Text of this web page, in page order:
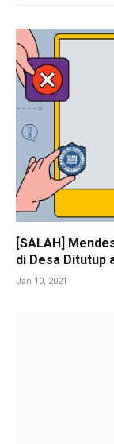
[SALAH]
di Desa Ditutup
Jan 10, 2021